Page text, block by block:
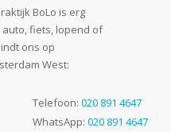
BoLo is erg
fiets, lopend of
ons op
West:
Telefoon: 020 891 4647
WhatsApp: 020 891 4647